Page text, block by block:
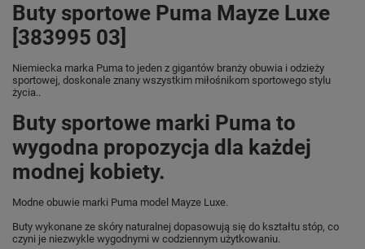
Buty sportowe Puma Mayze Luxe
[383995 03]
Niemiecka marka Puma to jeden z gigantów branży obuwia i odzieży
sportowej, doskonale znany wszystkim miłośnikom sportowego stylu
życia..
Buty sportowe marki Puma to
wygodna propozycja dla każdej
modnej kobiety.
Modne obuwie marki Puma model Mayze Luxe.
Buty wykonane ze skóry naturalnej dopasowują się do kształtu stóp, co
czyni je niezwykle wygodnymi w codziennym użytkowaniu.